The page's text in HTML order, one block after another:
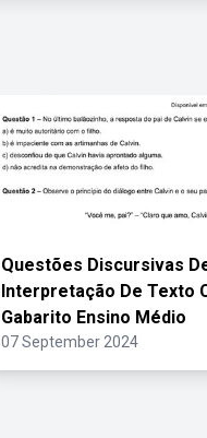
Questões Discursivas
Interpretação De Texto
Gabarito Ensino Médio
07 September 2024